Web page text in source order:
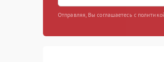
Отправляя, Вы соглашаетесь с